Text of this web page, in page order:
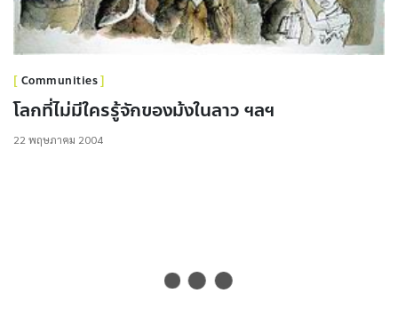
Communities
โลกที่ไม่มีใครรู้จักของม้งในลาว ฯลฯ
22 พฤษภาคม 2004